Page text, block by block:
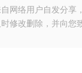
网络用户自发分享
修改删除，并向您